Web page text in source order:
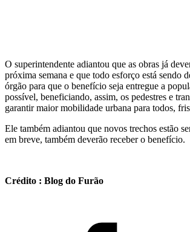
O superintendente adiantou que as obras já
próxima semana e que todo esforço está sendo
órgão para que o benefício seja entregue a
possível, beneficiando, assim, os pedestres e
garantir maior mobilidade urbana para todos,
Ele também adiantou que novos trechos estão
em breve, também deverão receber o benefício.
Crédito : Blog do Furão